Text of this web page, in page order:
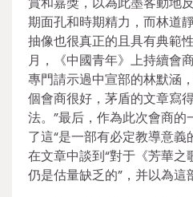
期面孔和時期精力，而林道
抽像也很真正的且具有典範
月，《中國青年》上持續會
專門請示過中宣部的林默涵
個會商很好，茅盾的文章寫
法。”最后，作為此次會商
了這“是一部有必定教導意義
在文章中談到“對于《芳華
仍是估量缺乏的”，并以為這